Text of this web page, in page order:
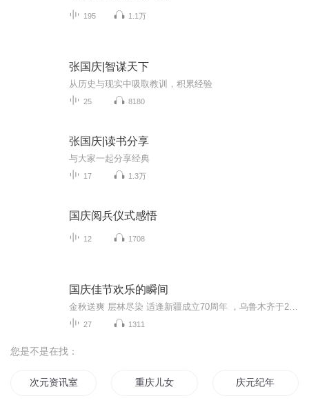
195 1.1万
张国庆|智谋天下
从历史与现实中吸取教训，积累经验
25 8180
张国庆|读书分享
与大家一起分享经典
17 1.3万
国庆阅兵仪式感悟
12 1708
国庆佳节欢乐的瞬间
27 1311
您是不是在找：
次元资讯室 重庆儿女 庆元纪年